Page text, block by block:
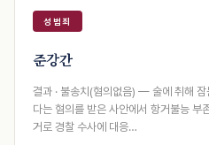
성범죄
준강간
결과 · 불송치(혐의없음) — 술에 취해
다는 혐의를 받은 사안에서 항거불능 부
거로 경찰 수사에 대응…